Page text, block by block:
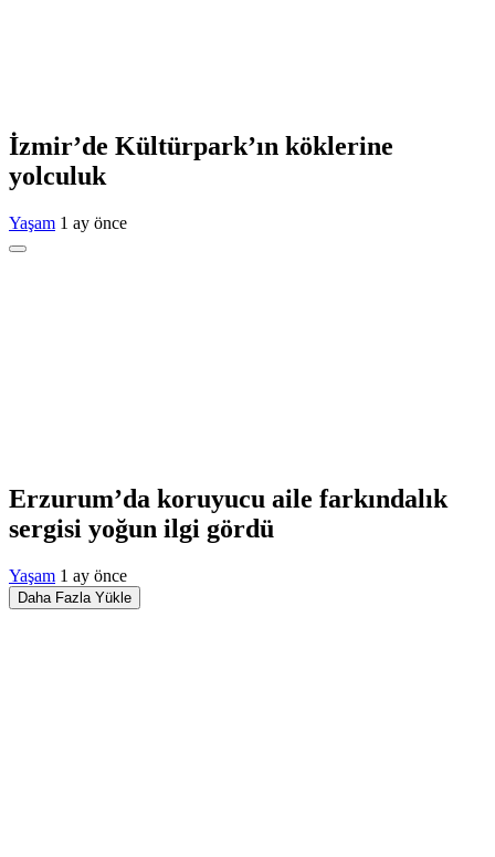
İzmir’de Kültürpark’ın köklerine
yolculuk
Yaşam 1 ay önce
Erzurum’da koruyucu aile farkındalık
sergisi yoğun ilgi gördü
Yaşam 1 ay önce
Daha Fazla Yükle